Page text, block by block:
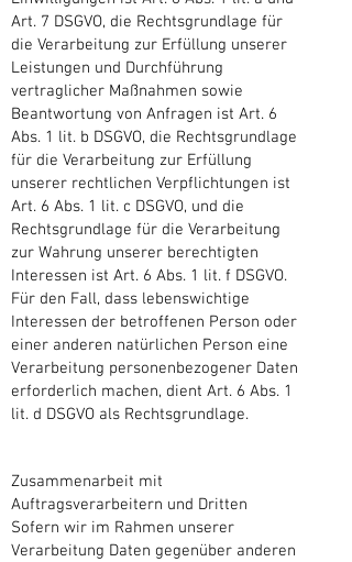
Art. 7 DSGVO, die Rechtsgrundlage für
die Verarbeitung zur Erfüllung unserer
Leistungen und Durchführung
vertraglicher Maßnahmen sowie
Beantwortung von Anfragen ist Art. 6
Abs. 1 lit. b DSGVO, die Rechtsgrundlage
für die Verarbeitung zur Erfüllung
unserer rechtlichen Verpflichtungen ist
Art. 6 Abs. 1 lit. c DSGVO, und die
Rechtsgrundlage für die Verarbeitung
zur Wahrung unserer berechtigten
Interessen ist Art. 6 Abs. 1 lit. f DSGVO.
Für den Fall, dass lebenswichtige
Interessen der betroffenen Person oder
einer anderen natürlichen Person eine
Verarbeitung personenbezogener Daten
erforderlich machen, dient Art. 6 Abs. 1
lit. d DSGVO als Rechtsgrundlage.
Zusammenarbeit mit
Auftragsverarbeitern und Dritten
Sofern wir im Rahmen unserer
Verarbeitung Daten gegenüber anderen